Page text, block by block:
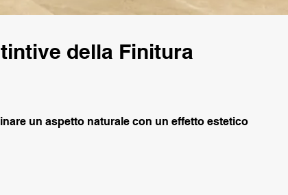
della Finitura
un aspetto naturale con un effetto estetico